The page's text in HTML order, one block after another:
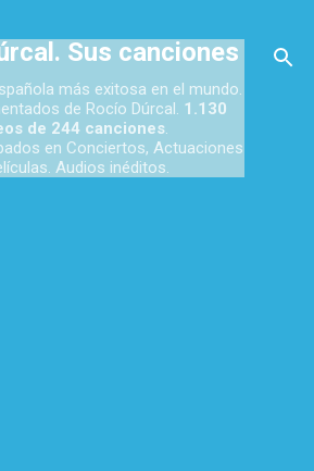
Sus canciones
más exitosa en el mundo.
de Rocío Dúrcal. 1.130
de 244 canciones.
en Conciertos, Actuaciones
Audios inéditos.